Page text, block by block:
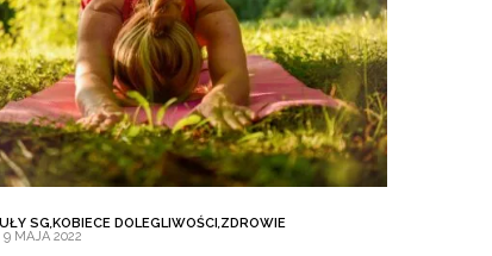
SG,KOBIECE DOLEGLIWOŚCI,ZDROWIE
9 MAJA 2022